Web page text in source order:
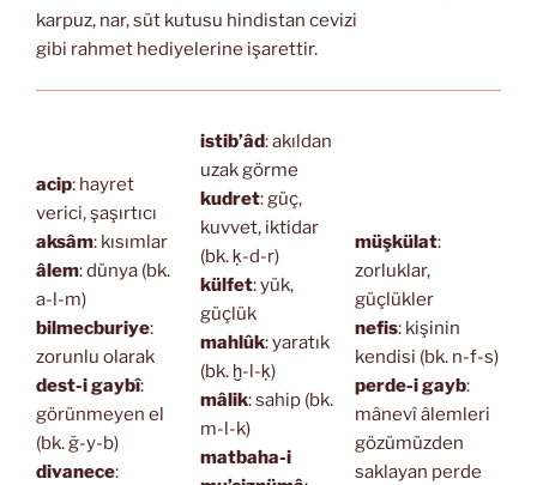
karpuz, nar, süt kutusu hindistan cevizi
gibi rahmet hediyelerine işarettir.
acip: hayret
verici, şaşırtıcı
aksâm: kısımlar
âlem: dünya (bk.
a-l-m)
bilmecburiye:
zorunlu olarak
dest-i gaybî:
görünmeyen el
(bk. ğ-y-b)
divanece:
istib’âd: akıldan
uzak görme
kudret: güç,
kuvvet, iktidar
(bk. ḳ-d-r)
külfet: yük,
güçlük
mahlûk: yaratık
(bk. ḫ-l-ḳ)
mâlik: sahip (bk.
m-l-k)
matbaha-i
müşkülat:
zorluklar,
güçlükler
nefis: kişinin
kendisi (bk. n-f-s)
perde-i gayb:
mânevî âlemleri
gözümüzden
saklayan perde